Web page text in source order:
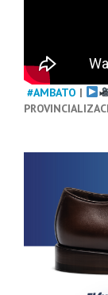
#AMBATO |